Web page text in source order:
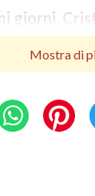
giorni,
e
il
fedele,
e così
a
Mostra di